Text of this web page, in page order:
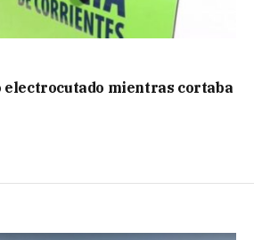
electrocutado mientras cortaba